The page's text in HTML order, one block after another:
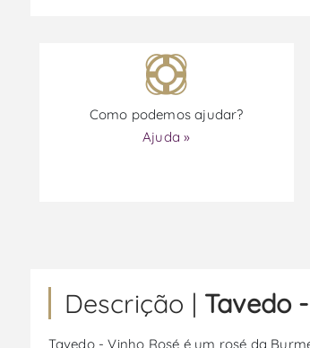
Como podemos ajudar?
Ajuda »
Descrição | Tavedo -
Tavedo - Vinho Rosé é um rosé da